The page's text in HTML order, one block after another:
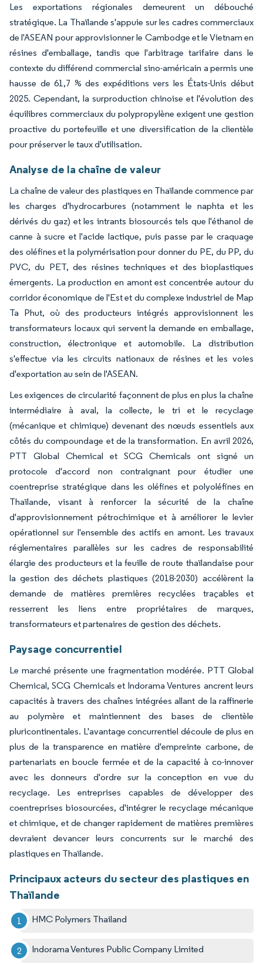
Les exportations régionales demeurent un débouché
stratégique. La Thaïlande s'appuie sur les cadres commerciaux
de l'ASEAN pour approvisionner le Cambodge et le Vietnam en
résines d'emballage, tandis que l'arbitrage tarifaire dans le
contexte du différend commercial sino-américain a permis une
hausse de 61,7 % des expéditions vers les États-Unis début
2025. Cependant, la surproduction chinoise et l'évolution des
équilibres commerciaux du polypropylène exigent une gestion
proactive du portefeuille et une diversification de la clientèle
pour préserver le taux d'utilisation.
Analyse de la chaîne de valeur
La chaîne de valeur des plastiques en Thaïlande commence par
les charges d'hydrocarbures (notamment le naphta et les
dérivés du gaz) et les intrants biosourcés tels que l'éthanol de
canne à sucre et l'acide lactique, puis passe par le craquage
des oléfines et la polymérisation pour donner du PE, du PP, du
PVC, du PET, des résines techniques et des bioplastiques
émergents. La production en amont est concentrée autour du
corridor économique de l'Est et du complexe industriel de Map
Ta Phut, où des producteurs intégrés approvisionnent les
transformateurs locaux qui servent la demande en emballage,
construction, électronique et automobile. La distribution
s'effectue via les circuits nationaux de résines et les voies
d'exportation au sein de l'ASEAN.
Les exigences de circularité façonnent de plus en plus la chaîne
intermédiaire à aval, la collecte, le tri et le recyclage
(mécanique et chimique) devenant des nœuds essentiels aux
côtés du compoundage et de la transformation. En avril 2026,
PTT Global Chemical et SCG Chemicals ont signé un
protocole d'accord non contraignant pour étudier une
coentreprise stratégique dans les oléfines et polyoléfines en
Thaïlande, visant à renforcer la sécurité de la chaîne
d'approvisionnement pétrochimique et à améliorer le levier
opérationnel sur l'ensemble des actifs en amont. Les travaux
réglementaires parallèles sur les cadres de responsabilité
élargie des producteurs et la feuille de route thaïlandaise pour
la gestion des déchets plastiques (2018-2030) accélèrent la
demande de matières premières recyclées traçables et
resserrent les liens entre propriétaires de marques,
transformateurs et partenaires de gestion des déchets.
Paysage concurrentiel
Le marché présente une fragmentation modérée. PTT Global
Chemical, SCG Chemicals et Indorama Ventures ancrent leurs
capacités à travers des chaînes intégrées allant de la raffinerie
au polymère et maintiennent des bases de clientèle
pluricontinentales. L'avantage concurrentiel découle de plus en
plus de la transparence en matière d'empreinte carbone, de
partenariats en boucle fermée et de la capacité à co-innover
avec les donneurs d'ordre sur la conception en vue du
recyclage. Les entreprises capables de développer des
coentreprises biosourcées, d'intégrer le recyclage mécanique
et chimique, et de changer rapidement de matières premières
devraient devancer leurs concurrents sur le marché des
plastiques en Thaïlande.
Principaux acteurs du secteur des plastiques en
Thaïlande
HMC Polymers Thailand
Indorama Ventures Public Company Limited